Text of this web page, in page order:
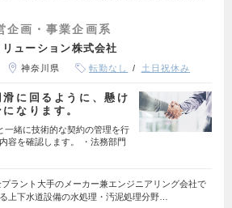
企画・事業企画系
ューション株式会社
神奈川県 転勤なし 土日祝休み
に回るように、懸け
なります。
一緒に技術的な契約の管理を行
容を確認します。 ・法務部門
ラント大手のメーカー兼エンジニアリング会社で
上下水道設備の水処理・汚泥処理分野…